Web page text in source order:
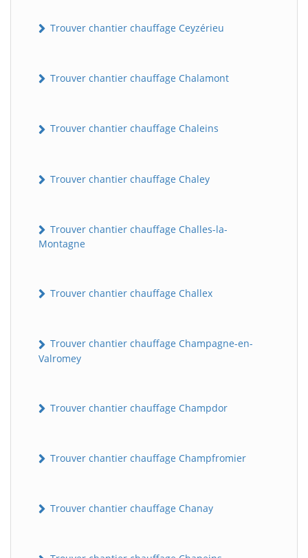
Trouver chantier chauffage Ceyzérieu
Trouver chantier chauffage Chalamont
Trouver chantier chauffage Chaleins
Trouver chantier chauffage Chaley
Trouver chantier chauffage Challes-la-
Montagne
Trouver chantier chauffage Challex
Trouver chantier chauffage Champagne-en-
Valromey
Trouver chantier chauffage Champdor
Trouver chantier chauffage Champfromier
Trouver chantier chauffage Chanay